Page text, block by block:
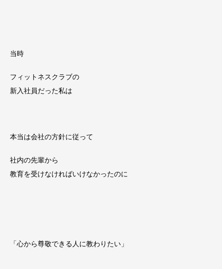
当時
フィットネスクラブの
新入社員だった私は
本当は会社の方針に従って
社内の先輩から
教育を受けなければいけなかったのに
「心から尊敬できる人に教わりたい」